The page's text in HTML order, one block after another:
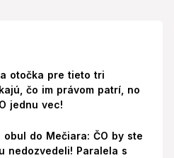
otočka pre tieto tri
čo im právom patrí, no
jednu vec!
obul do Mečiara: ČO by ste
nedozvedeli! Paralela s